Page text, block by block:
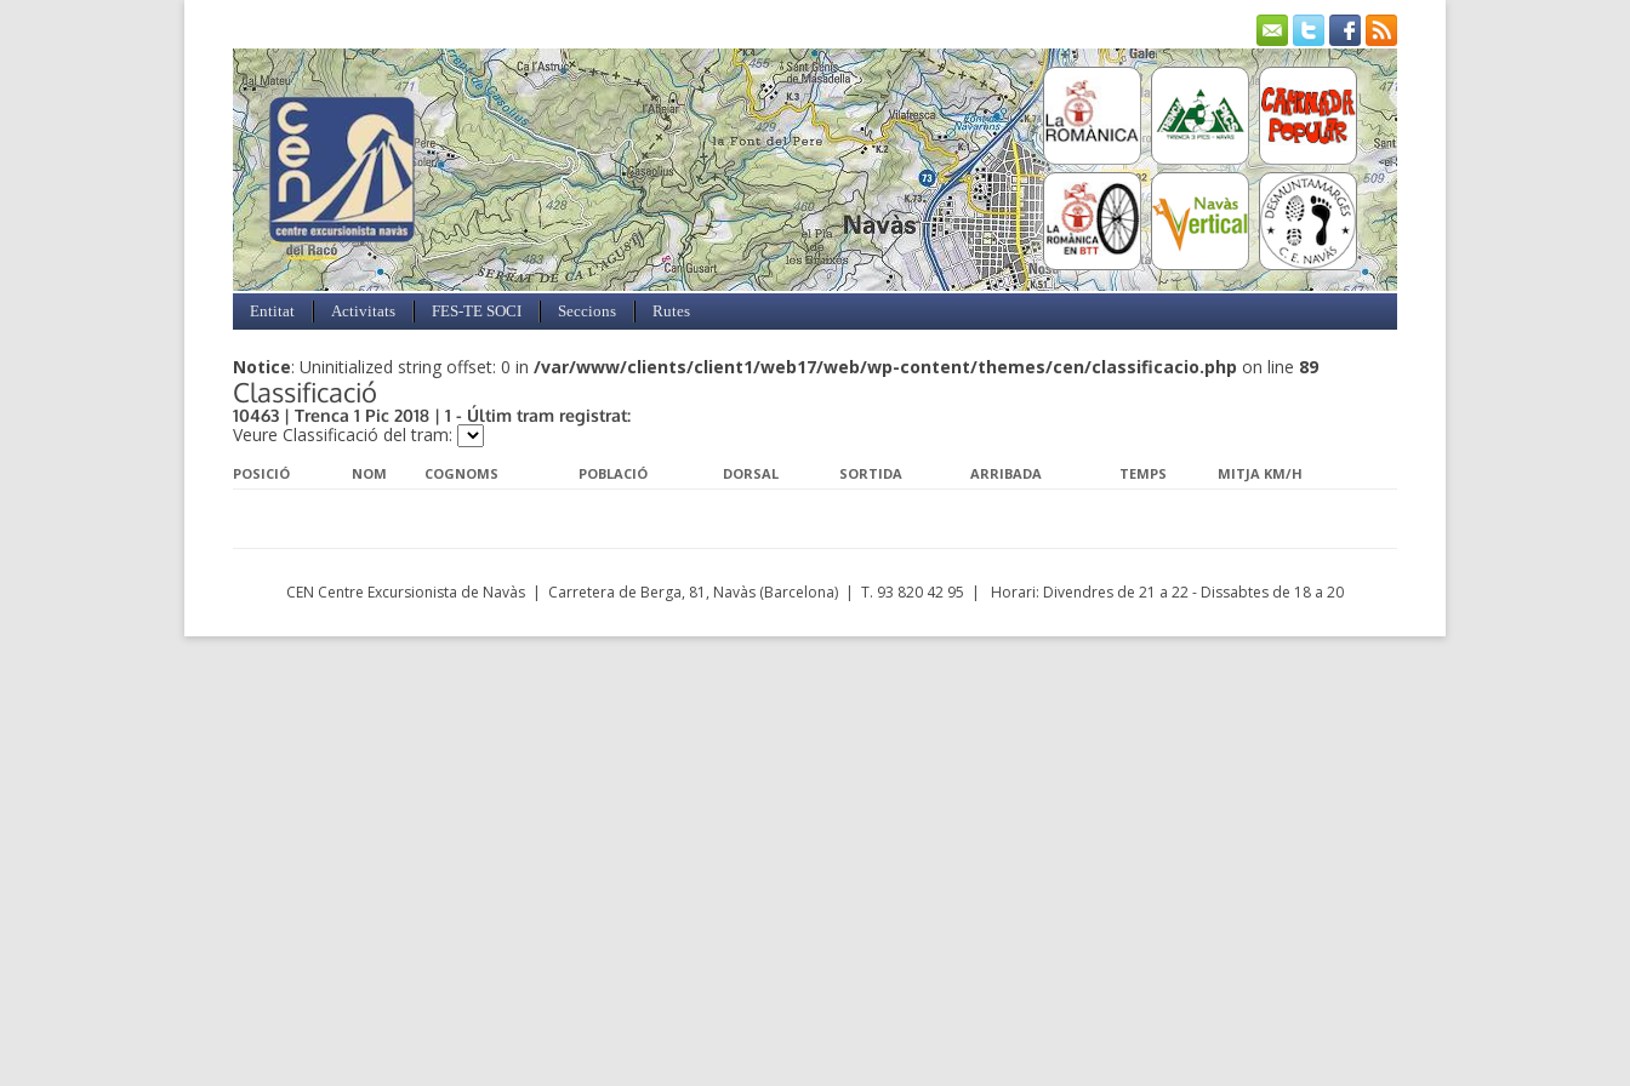
Skip to content
Entitat Activitats FES-TE SOCI Seccions Rutes
Notice: Uninitialized string offset: 0 in /var/www/clients/client1/web17/web/wp-content/themes/cen/classificacio.php on line 89
Classificació
10463 | Trenca 1 Pic 2018 | 1 - Últim tram registrat:
Veure Classificació del tram:
POSICIÓ NOM COGNOMS POBLACIÓ DORSAL SORTIDA ARRIBADA TEMPS MITJA KM/H
CEN Centre Excursionista de Navàs | Carretera de Berga, 81, Navàs (Barcelona) | T. 93 820 42 95 | Horari: Divendres de 21 a 22 - Dissabtes de 18 a 20